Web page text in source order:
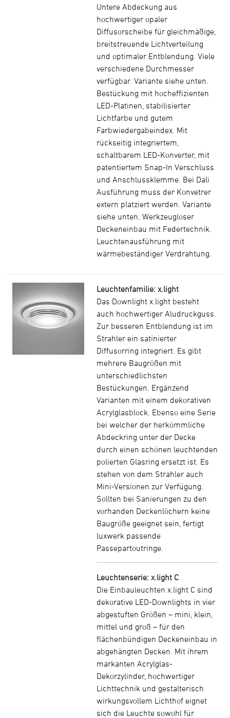
Untere Abdeckung aus
hochwertiger opaler
Diffusorscheibe für gleichmäßige,
breitstreuende Lichtverteilung
und optimaler Entblendung. Viele
verschiedene Durchmesser
verfügbar. Variante siehe unten.
Bestückung mit hocheffizienten
LED-Platinen, stabilisierter
Lichtfarbe und gutem
Farbwiedergabeindex. Mit
rückseitig integriertem,
schaltbarem LED-Konverter, mit
patentiertem Snap-In Verschluss
und Anschlussklemme. Bei Dali
Ausführung muss der Konvetrer
extern platziert werden. Variante
siehe unten. Werkzeugloser
Deckeneinbau mit Federtechnik.
Leuchtenausführung mit
wärmebeständiger Verdrahtung.
Leuchtenfamilie: x.light
Das Downlight x.light besteht
auch hochwertiger Aludruckguss.
Zur besseren Entblendung ist im
Strahler ein satinierter
Diffusorring integriert. Es gibt
mehrere Baugrößen mit
unterschiedlichsten
Bestückungen. Ergänzend
Varianten mit einem dekorativen
Acrylglasblock. Ebenso eine Serie
bei welcher der herkömmliche
Abdeckring unter der Decke
durch einen schönen leuchtenden
polierten Glasring ersetzt ist. Es
stehen von dem Strahler auch
Mini-Versionen zur Verfügung.
Sollten bei Sanierungen zu den
vorhanden Deckenlöchern keine
Baugröße geeignet sein, fertigt
luxwerk passende
Passepartoutringe.
Leuchtenserie: x.light C
Die Einbauleuchten x.light C sind
dekorative LED-Downlights in vier
abgestuften Größen – mini, klein,
mittel und groß – für den
flächenbündigen Deckeneinbau in
abgehängten Decken. Mit ihrem
markanten Acrylglas-
Dekorzylinder, hochwertiger
Lichttechnik und gestalterisch
wirkungsvollem Lichthof eignet
sich die Leuchte sowohl für